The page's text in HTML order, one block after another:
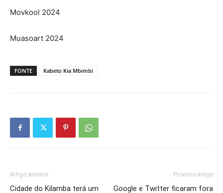
Movkool 2024
Muasoart 2024
FONTE Kabeto Kia Mbimbi
Artigo anterior
Cidade do Kilamba terá um
Próximo artigo
Google e Twitter ficaram fora